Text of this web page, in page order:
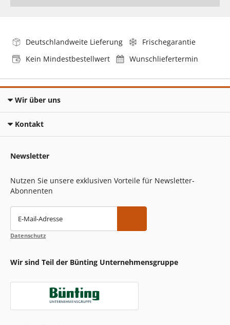
Deutschlandweite Lieferung
Frischegarantie
Kein Mindestbestellwert
Wunschliefertermin
Wir über uns
Kontakt
Newsletter
Nutzen Sie unsere exklusiven Vorteile für Newsletter-
Abonnenten
E-Mail-Adresse
Datenschutz
Wir sind Teil der Bünting Unternehmensgruppe